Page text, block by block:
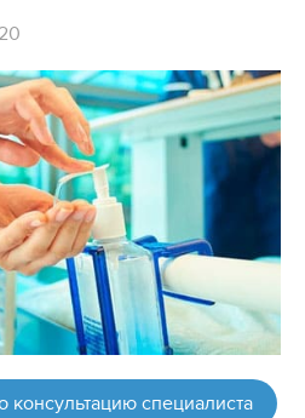
консультацию специалиста